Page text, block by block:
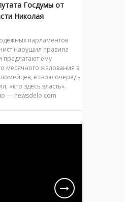
Госдумы от
Николая
парламентов
нарушил правила
предлагают ему
месячного жалования в
в свою очередь
«кто здесь власть».
— newsdelo.com